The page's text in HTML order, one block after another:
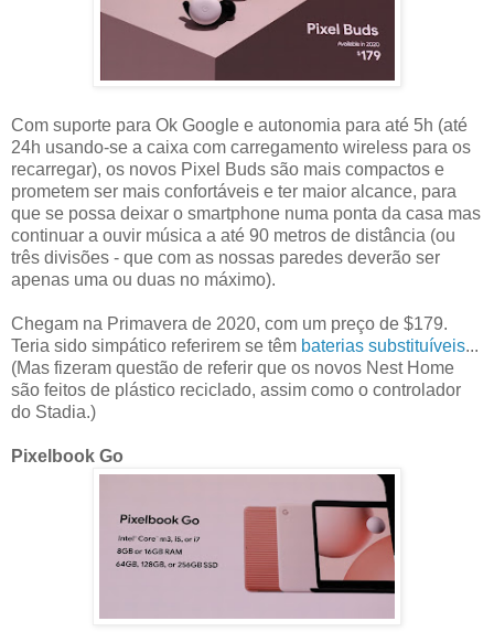
Com suporte para Ok Google e autonomia para até 5h (até
24h usando-se a caixa com carregamento wireless para os
recarregar), os novos Pixel Buds são mais compactos e
prometem ser mais confortáveis e ter maior alcance, para
que se possa deixar o smartphone numa ponta da casa mas
continuar a ouvir música a até 90 metros de distância (ou
três divisões - que com as nossas paredes deverão ser
apenas uma ou duas no máximo).
Chegam na Primavera de 2020, com um preço de $179.
Teria sido simpático referirem se têm baterias substituíveis...
(Mas fizeram questão de referir que os novos Nest Home
são feitos de plástico reciclado, assim como o controlador
do Stadia.)
Pixelbook Go